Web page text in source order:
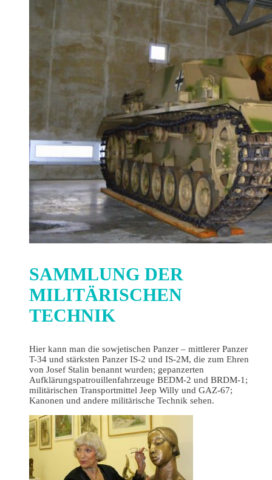
SAMMLUNG DER
MILITÄRISCHEN
TECHNIK
Hier kann man die sowjetischen Panzer – mittlerer Panzer
T-34 und stärksten Panzer IS-2 und IS-2M, die zum Ehren
von Josef Stalin benannt wurden; gepanzerten
Aufklärungspatrouillenfahrzeuge BEDM-2 und BRDM-1;
militärischen Transportmittel Jeep Willy und GAZ-67;
Kanonen und andere militärische Technik sehen.